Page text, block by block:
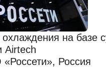
на базе
Airtech
Россия